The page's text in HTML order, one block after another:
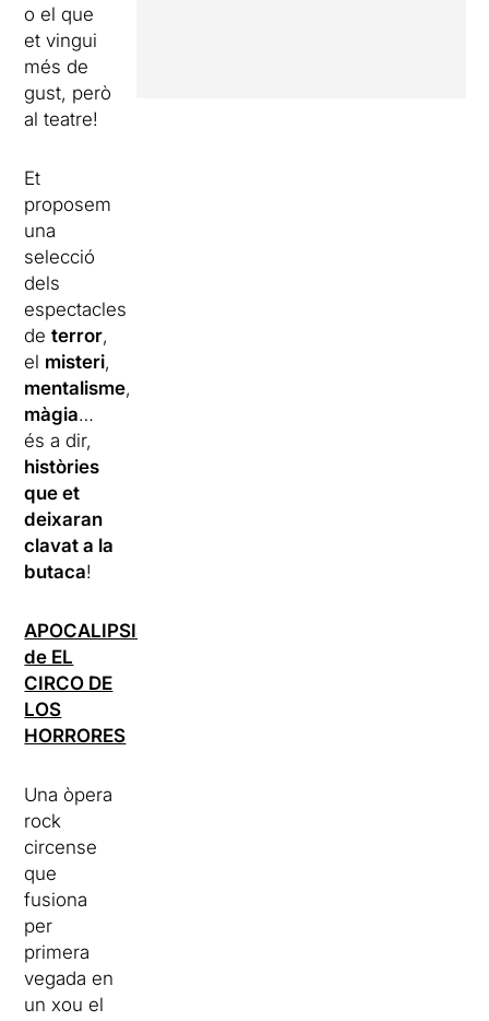
o el que
et vingui
més de
gust, però
al teatre!
Et
proposem
una
selecció
dels
espectacles
deterror,
el misteri,
mentalisme,
màgia…
és a dir,
històries
que et
deixaran
clavat a la
butaca!
APOCALIPSIS
de EL
CIRCO DE
LOS
HORRORES
Una òpera
rock
circense
que
fusiona
per
primera
vegada en
un xou el